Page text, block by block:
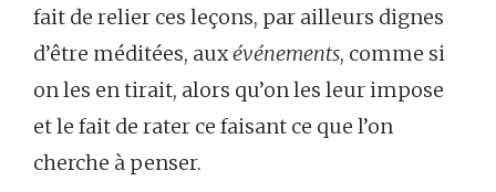
fait de relier ces leçons, par ailleurs dignes
d’être méditées, auxévénements, comme si
on les en tirait, alors qu’on les leur impose
et le fait de rater ce faisant ce que l’on
cherche à penser.